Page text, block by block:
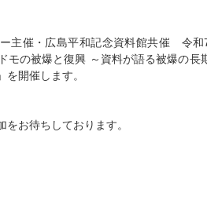
主催・広島平和記念資料館共催 令和
モの被爆と復興 ～資料が語る被爆の長
開催します。
お待ちしております。